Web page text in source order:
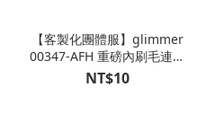
【客製化團體服】glimmer
00347-AFH 重磅內刷毛連帽
T
NT$10